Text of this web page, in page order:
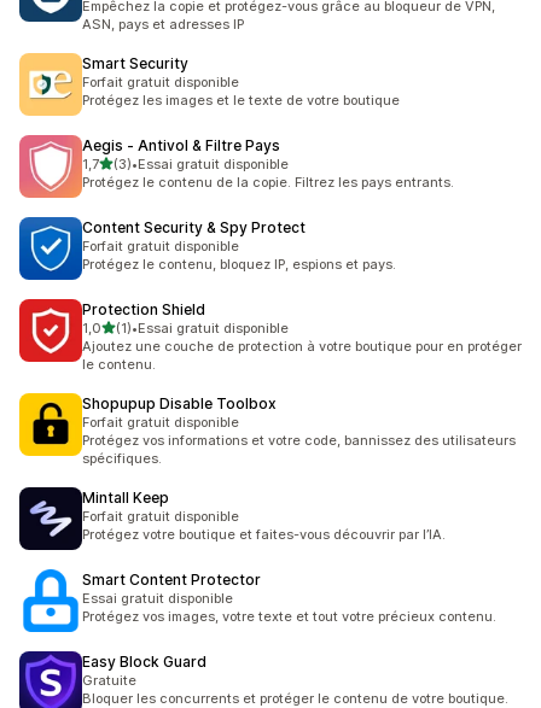
Empêchez la copie et protégez-vous grâce au bloqueur de VPN,
ASN, pays et adresses IP
Smart Security
Forfait gratuit disponible
Protégez les images et le texte de votre boutique
Aegis ‑ Antivol & Filtre Pays
1,7étoile(s) sur 5
(3)
3 avis au total
•Essai gratuit disponible
Protégez le contenu de la copie. Filtrez les pays entrants.
Content Security & Spy Protect
Forfait gratuit disponible
Protégez le contenu, bloquez IP, espions et pays.
Protection Shield
1,0étoile(s) sur 5
(1)
1 avis au total
•Essai gratuit disponible
Ajoutez une couche de protection à votre boutique pour en protéger
le contenu.
Shopupup Disable Toolbox
Forfait gratuit disponible
Protégez vos informations et votre code, bannissez des utilisateurs
spécifiques.
Mintall Keep
Forfait gratuit disponible
Protégez votre boutique et faites-vous découvrir par l’IA.
Smart Content Protector
Essai gratuit disponible
Protégez vos images, votre texte et tout votre précieux contenu.
Easy Block Guard
Gratuite
Bloquer les concurrents et protéger le contenu de votre boutique.